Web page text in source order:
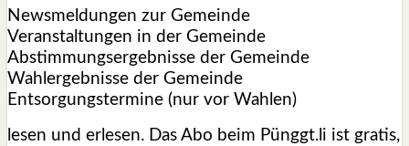
News­mel­dun­gen zur Gemein­de
Ver­an­stal­tun­gen in der Gemein­de
Abstim­mungs­er­geb­nis­se der Gemein­de
Wahl­er­geb­nis­se der Gemein­de
Ent­sor­gungs­ter­mi­ne (nur vor Wah­len)
lesen und erle­sen. Das Abo beim Pünggt.li ist gra­tis,